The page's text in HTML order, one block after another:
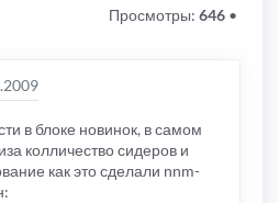
Просмотры: 646 •
в блоке новинок, в самом
колличество сидеров и
как это сделали nnm-